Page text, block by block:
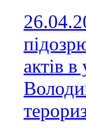
актів